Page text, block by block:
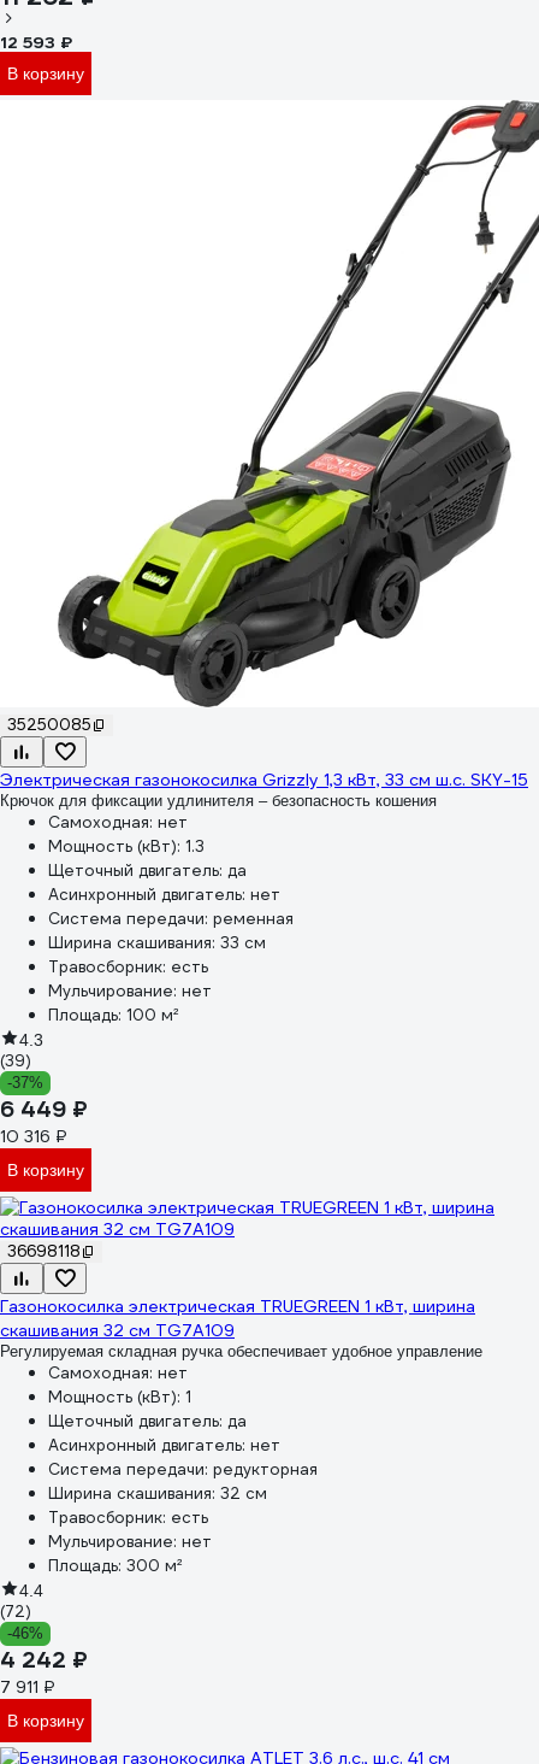
12 593 ₽
В корзину
35250085
Электрическая газонокосилка Grizzly 1,3 кВт, 33 см ш.с. SKY-15
Крючок для фиксации удлинителя – безопасность кошения
Самоходная: нет
Мощность (кВт): 1.3
Щеточный двигатель: да
Асинхронный двигатель: нет
Система передачи: ременная
Ширина скашивания: 33 см
Травосборник: есть
Мульчирование: нет
Площадь: 100 м²
4.3
(39)
-37%
6 449 ₽
10 316 ₽
В корзину
36698118
Газонокосилка электрическая TRUEGREEN 1 кВт, ширина
скашивания 32 см TG7A109
Регулируемая складная ручка обеспечивает удобное управление
Самоходная: нет
Мощность (кВт): 1
Щеточный двигатель: да
Асинхронный двигатель: нет
Система передачи: редукторная
Ширина скашивания: 32 см
Травосборник: есть
Мульчирование: нет
Площадь: 300 м²
4.4
(72)
-46%
4 242 ₽
7 911 ₽
В корзину